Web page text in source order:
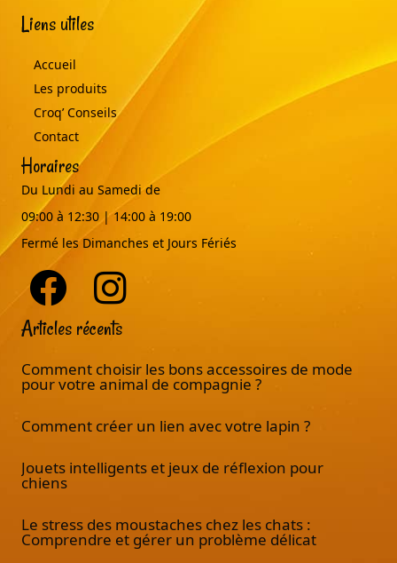
Liens utiles
Accueil
Les produits
Croq’ Conseils
Contact
Horaires
Du Lundi au Samedi de
09:00 à 12:30 | 14:00 à 19:00
Fermé les Dimanches et Jours Fériés
Articles récents
Comment choisir les bons accessoires de mode
pour votre animal de compagnie ?
Comment créer un lien avec votre lapin ?
Jouets intelligents et jeux de réflexion pour
chiens
Le stress des moustaches chez les chats :
Comprendre et gérer un problème délicat